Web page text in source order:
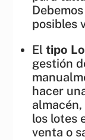
posibles
Eltipo
gestión
hacer
los lotes
venta o